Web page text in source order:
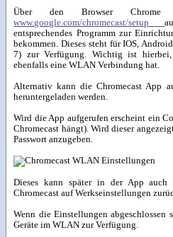
Über den Browser
www.google.com/chromecast/setup
entsprechendes Programm zur
bekommen. Dieses steht für IOS,
7) zur Verfügung. Wichtig ist
ebenfalls eine WLAN Verbindung hat.
Alternativ kann die Chromecast App
heruntergeladen werden.
Wird die App aufgerufen erscheint ein
Chromecast hängt). Wird dieser
Passwort anzugeben.
Dieses kann später in der App auch
Chromecast auf Werkseinstellungen
Wenn die Einstellungen abgeschlossen
Geräte im WLAN zur Verfügung.